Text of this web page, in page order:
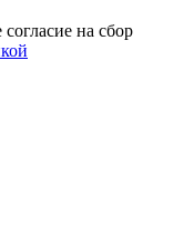
на сбор